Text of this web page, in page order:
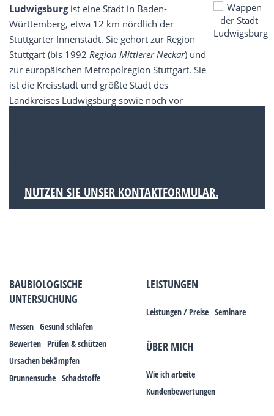
Ludwigsburgist eine Stadt in Baden-
Württemberg, etwa 12 km nördlich der
Stuttgarter Innenstadt. Sie gehört zur Region
Stuttgart (bis 1992 Region Mittlerer Neckar) und
zur europäischen Metropolregion Stuttgart. Sie
ist die Kreisstadt und größte Stadt des
Landkreises Ludwigsburg sowie noch vor
NUTZEN SIE UNSER KONTAKTFORMULAR.
BAUBIOLOGISCHE
UNTERSUCHUNG
Messen Gesund schlafen
Bewerten Prüfen & schützen
Ursachen bekämpfen
Brunnensuche Schadstoffe
LEISTUNGEN
Leistungen / Preise Seminare
ÜBER MICH
Wie ich arbeite
Kundenbewertungen